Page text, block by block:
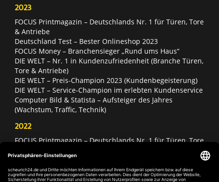
2023
FOCUS Printmagazin – Deutschlands Nr. 1 für Türen, Tore
& Antriebe
Deutschland Test – Bester Onlineshop 2023
FOCUS Money – Branchensieger „Rund ums Haus“
DIE WELT – Nr. 1 in Kundenzufriedenheit (Branche Türen,
Tore & Antriebe)
DIE WELT – Preis-Champion 2023 (Kundenbegeisterung)
DIE WELT – Service-Champion im erlebten Kundenservice
Computer Bild & Statista – Aufsteiger des Jahres
(Wachstum, Traffic, Technik)
2022
FOCUS Printmagazin – Deutschlands Nr. 1 für Türen, Tore
Deutschland Test – Bester Onlineshop 2022
FOCUS Money – Branchensieger „Rund ums Haus“
DIE WELT – Service-Champion im erlebten Kundenservice